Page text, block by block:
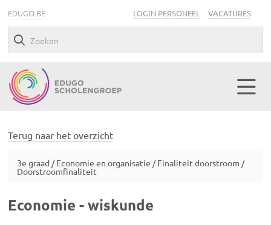
EDUGO.BE LOGIN PERSONEEL VACATURES
Terug naar het overzicht
3e graad / Economie en organisatie / Finaliteit doorstroom /
Doorstroomfinaliteit
Economie - wiskunde